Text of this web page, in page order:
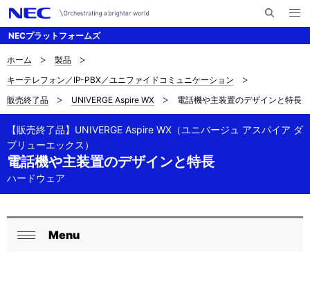
NECプラットフォームズ
索
メ
ニ
ナ
ビ
ゲ
ー
シ
ョ
ン
サ
イ
ト
内
の
現
在
位
ホーム
製品
キーテレフォン／IP-PBX／ユニファイドコミュニケーション
販売終了品
UNIVERGE Aspire WX 電話機や主装置のデザインと特長
電話機や主装置のデザインと特長
【販売終了品】UNIVERGE Aspire WX（ユニバージュ アスパイア ダ
ブリューエックス）
ハードウェア
ロ
Menu